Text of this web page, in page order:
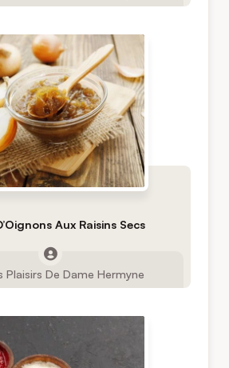
Aux Raisins Secs
Plaisirs De Dame Hermyne